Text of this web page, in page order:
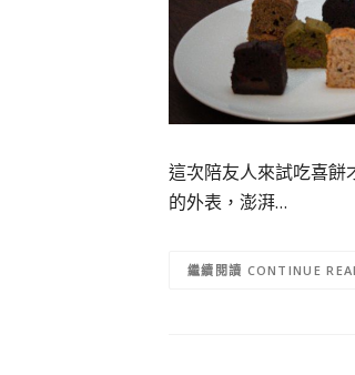
這次陪友人來試吃喜
的外表，澎湃…
CONTINUE